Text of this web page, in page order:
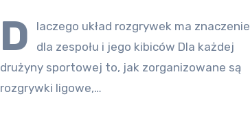
D
laczego układ rozgrywek ma znaczenie
dla zespołu i jego kibiców Dla każdej
drużyny sportowej to, jak zorganizowane są
rozgrywki ligowe,…